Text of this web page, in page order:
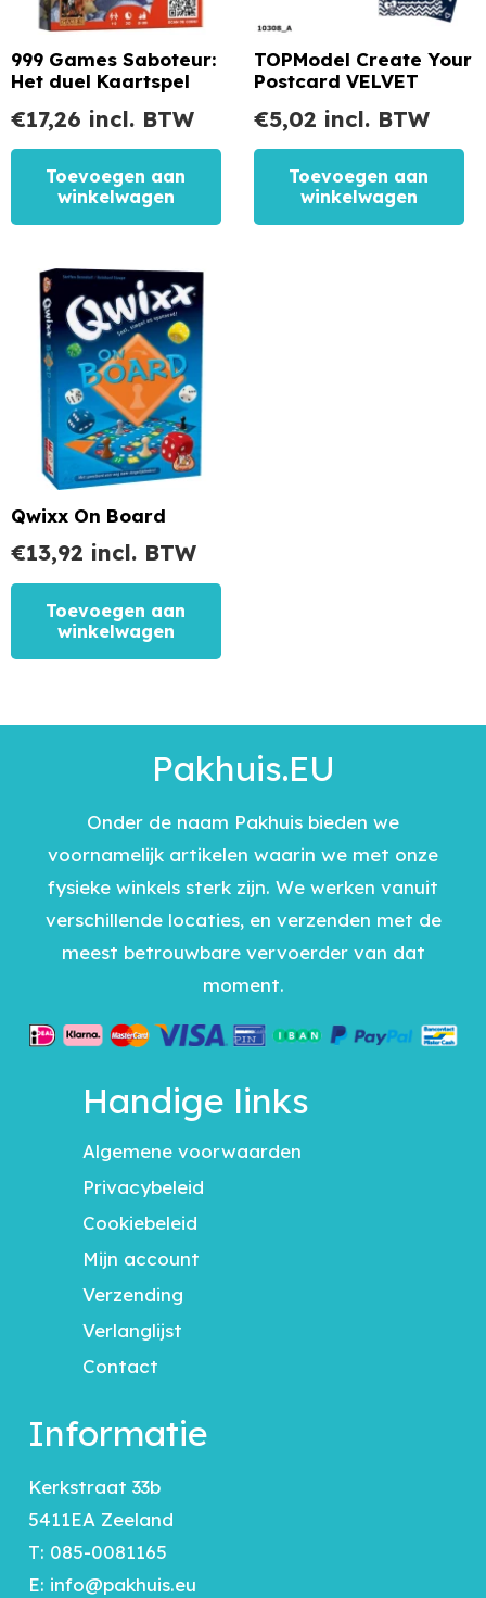
999 Games Saboteur:
Het duel Kaartspel
€17,26 incl. BTW
Toevoegen aan
winkelwagen
TOPModel Create Your
Postcard VELVET
€5,02 incl. BTW
Toevoegen aan
winkelwagen
Qwixx On Board
€13,92 incl. BTW
Toevoegen aan
winkelwagen
Pakhuis.EU
Onder de naam Pakhuis bieden we
voornamelijk artikelen waarin we met onze
fysieke winkels sterk zijn. We werken vanuit
verschillende locaties, en verzenden met de
meest betrouwbare vervoerder van dat
moment.
Handige links
Algemene voorwaarden
Privacybeleid
Cookiebeleid
Mijn account
Verzending
Verlanglijst
Contact
Informatie
Kerkstraat 33b
5411EA Zeeland
T: 085-0081165
E: info@pakhuis.eu